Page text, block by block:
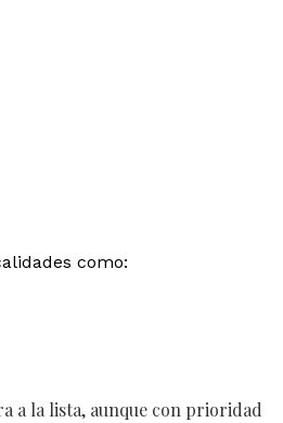
como:
a la lista, aunque con prioridad